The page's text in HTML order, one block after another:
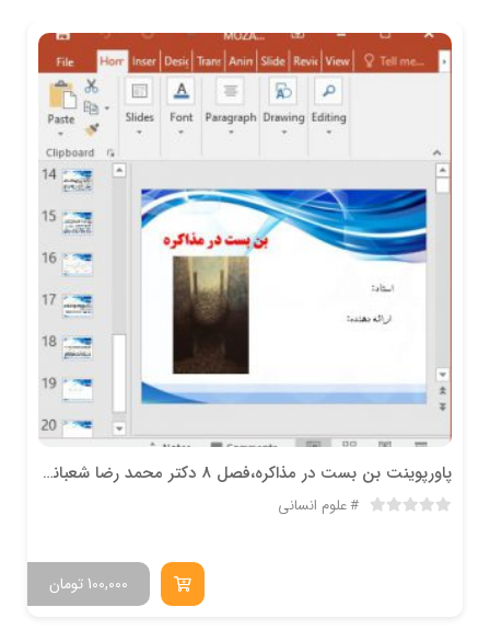
پاورپوینت بن بست در مذاکره،فصل 8 دكتر محمد رضا شعبانعلي
علوم انسانی
تومان100,000